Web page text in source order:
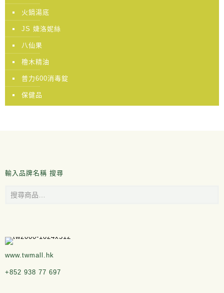
火鍋湯底
JS 婕洛妮絲
八仙果
檜木精油
普力600消毒錠
保健品
輸入品牌名稱 搜尋
www.twmall.hk
+852 938 77 697